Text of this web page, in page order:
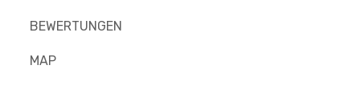
BEWERTUNGEN
MAP